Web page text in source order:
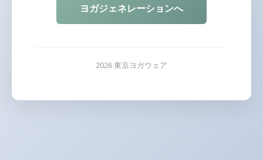
ヨガジェネレーションへ
2026 東京ヨガウェア